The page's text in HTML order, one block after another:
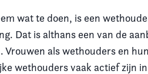
wat te doen, is een
Dat is althans een van de
Vrouwen als wethouders en
wethouders vaak actief zijn